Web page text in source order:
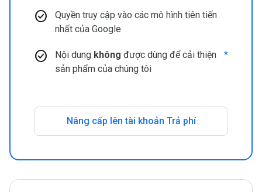
check_circle
Quyền truy cập vào các mô hình tiên tiến
nhất của Google
check_circle Nội dung không được dùng để cải thiện
sản phẩm của chúng tôi
*
Nâng cấp lên tài khoản Trả phí